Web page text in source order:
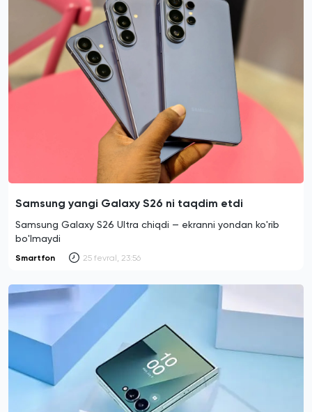
Samsung yangi Galaxy S26 ni taqdim etdi
Samsung Galaxy S26 Ultra chiqdi — ekranni yondan ko'rib
bo'lmaydi
Smartfon 25 fevral, 23:56